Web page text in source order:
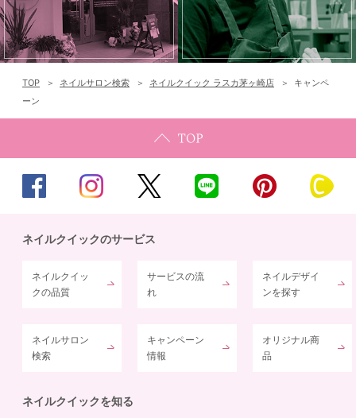
TOP ネイルサロン検索 ネイルクイック ラスカ茅ヶ崎店
キャンペ
ーン
ネイルクイックのサービス
ネイルクイッ
クの品質
サービスの流
れ
ネイルデザイ
ンを探す
ネイルサロン
検索
キャンペーン
情報
オリジナル商
品
ネイルクイックを知る